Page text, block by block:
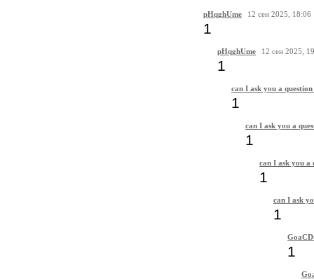
pHqghUme 12 сен 2025, 18:06
1
pHqghUme 12 сен 2025,
1
can I ask you a question
1
can I ask you a
1
can I ask you a
1
can I ask
1
1